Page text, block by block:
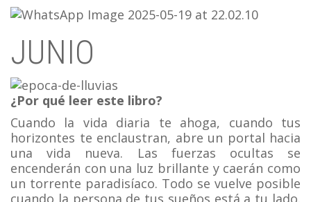
JUNIO
¿Por qué leer este libro?
Cuando la vida diaria te ahoga, cuando tus
horizontes te enclaustran, abre un portal hacia
una vida nueva. Las fuerzas ocultas se
encenderán con una luz brillante y caerán como
un torrente paradisíaco. Todo se vuelve posible
cuando la persona de tus sueños está a tu lado.